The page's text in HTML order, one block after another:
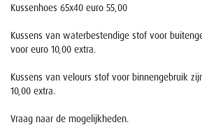
Kussenhoes 65x40 euro 55,00
Kussens van waterbestendige stof voor
voor euro 10,00 extra.
Kussens van velours stof voor binnengebruik
10,00 extra.
Vraag naar de mogelijkheden.